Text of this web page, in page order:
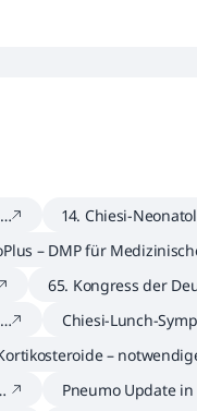
14. Chiesi-
– DMP für
65. Kongress der
Chiesi-Lunch-
–
Pneumo Update